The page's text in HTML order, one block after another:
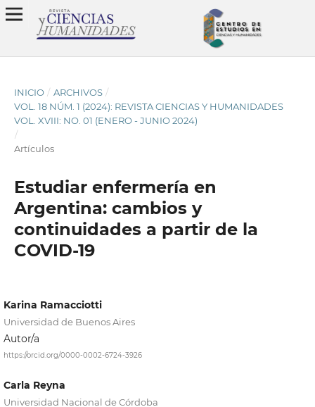
INICIO / ARCHIVOS /
VOL. 18 NÚM. 1 (2024): REVISTA CIENCIAS Y HUMANIDADES
VOL. XVIII: NO. 01 (ENERO - JUNIO 2024)
/
Artículos
Estudiar enfermería en
Argentina: cambios y
continuidades a partir de la
COVID-19
Karina Ramacciotti
Universidad de Buenos Aires
Autor/a
https://orcid.org/0000-0002-6724-3926
Carla Reyna
Universidad Nacional de Córdoba